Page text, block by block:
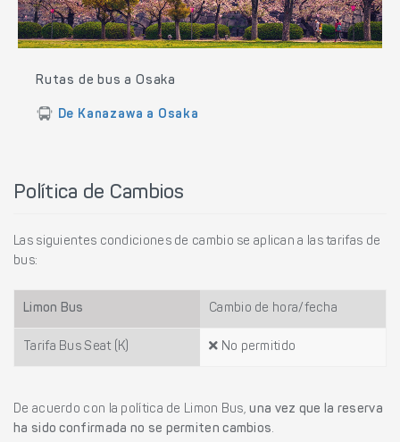
Rutas de bus a Osaka
De Kanazawa a Osaka
Política de Cambios
Las siguientes condiciones de cambio se aplican a las tarifas de
bus:
Limon Bus Cambio de hora/fecha
Tarifa Bus Seat (K) No permitido
De acuerdo con la política de Limon Bus,una vez que la reserva
ha sido confirmada no se permiten cambios.